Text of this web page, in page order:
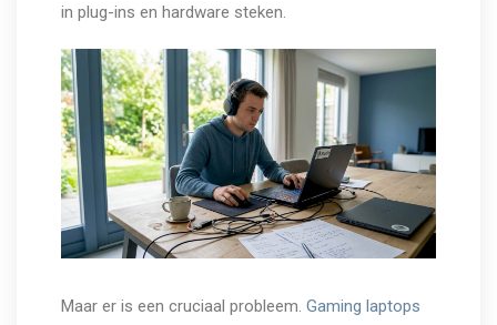
in plug-ins en hardware steken.
Maar er is een cruciaal probleem. Gaming laptops